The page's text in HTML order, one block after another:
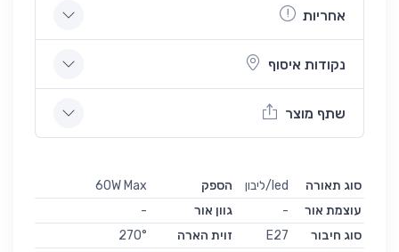
אחריות
נקודות איסוף
שתף מוצר
סוג תאורה led/ליבון הספק
60W Max
עוצמת אור
- גוון אור
-
סוג חיבור
E27 זוית הארה
270°